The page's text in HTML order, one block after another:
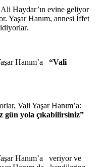
Haydar’ın evine geliyor
Yaşar Hanım, annesi İffet
Hanım’a “Vali
Vali Yaşar Hanım’a:
gün yola çıkabilirsiniz”
Hanım’a veriyor ve